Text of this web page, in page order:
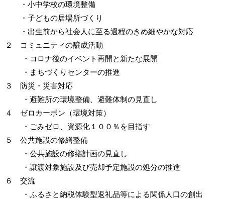
・小中学校の環境整備
・子どもの居場所づくり
・出生前から社会人に至る過程のきめ細やかな対応
２ コミュニティの醸成活動
・コロナ後のイベント再開と新たな展開
・まちづくりセンターの推進
３ 防災・災害対応
・避難所の環境整備、避難体制の見直し
４ ゼロカーボン（環境対策）
・ごみゼロ、資源化１００％を目指す
５ 公共施設の修繕整備
・公共施設の修繕計画の見直し
・譲渡対象施設及び売却予定施設の処分の推進
６ 交流
・ふるさと納税体験型返礼品等による関係人口の創出